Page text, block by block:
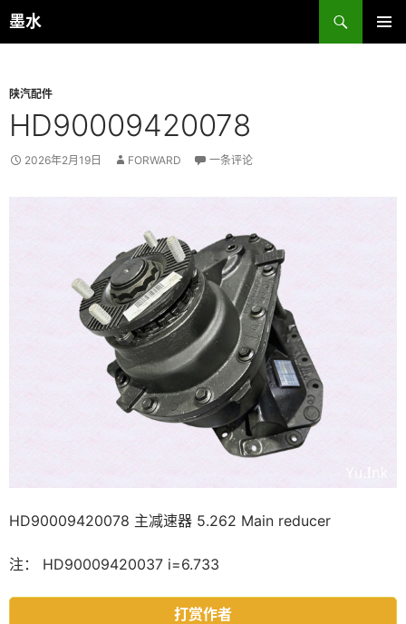
跳
至
墨水
搜
索
陕汽配件
HD90009420078
2026年2月19日 FORWARD 一条评论
HD90009420078 主减速器 5.262 Main reducer
注： HD90009420037 i=6.733
打赏作者